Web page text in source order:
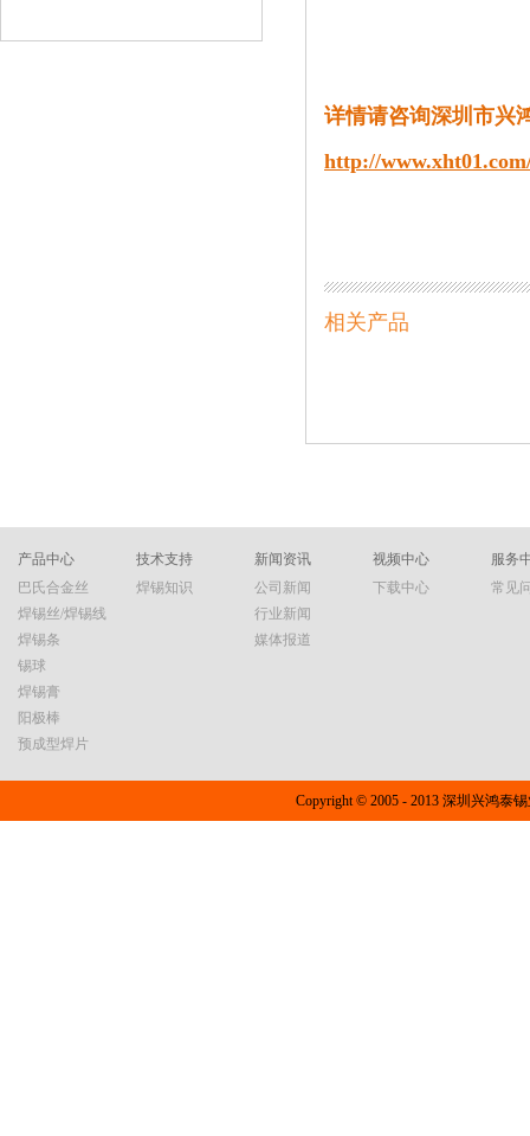
详情请咨询深圳市兴
http://
相关产品
产品中心
巴氏合金丝
焊锡丝/焊锡线
焊锡条
锡球
焊锡膏
阳极棒
预成型焊片
技术支持
焊锡知识
新闻资讯
公司新闻
行业新闻
媒体报道
视频中心
下载中心
服务
常见
Copyright © 2005 - 2013 深圳兴鸿泰